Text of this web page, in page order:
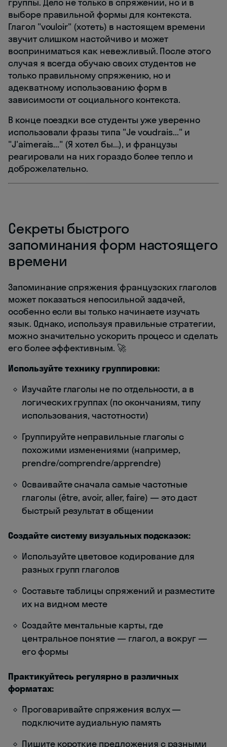
группы. Дело не только в спряжении, но и в
выборе правильной формы для контекста.
Глагол "vouloir" (хотеть) в настоящем времени
звучит слишком настойчиво и может
восприниматься как невежливый. После этого
случая я всегда обучаю своих студентов не
только правильному спряжению, но и
адекватному использованию форм в
зависимости от социального контекста.
В конце поездки все студенты уже уверенно
использовали фразы типа "Je voudrais..." и
"J'aimerais..." (Я хотел бы...), и французы
реагировали на них гораздо более тепло и
доброжелательно.
Секреты быстрого
запоминания форм настоящего
времени
Запоминание спряжения французских глаголов
может показаться непосильной задачей,
особенно если вы только начинаете изучать
язык. Однако, используя правильные стратегии,
можно значительно ускорить процесс и сделать
его более эффективным. 🚀
Используйте технику группировки:
Изучайте глаголы не по отдельности, а в
логических группах (по окончаниям, типу
использования, частотности)
Группируйте неправильные глаголы с
похожими изменениями (например,
prendre/comprendre/apprendre)
Осваивайте сначала самые частотные
глаголы (être, avoir, aller, faire) — это даст
быстрый результат в общении
Создайте систему визуальных подсказок:
Используйте цветовое кодирование для
разных групп глаголов
Составьте таблицы спряжений и разместите
их на видном месте
Создайте ментальные карты, где
центральное понятие — глагол, а вокруг —
его формы
Практикуйтесь регулярно в различных
форматах:
Проговаривайте спряжения вслух —
подключите аудиальную память
Пишите короткие предложения с разными